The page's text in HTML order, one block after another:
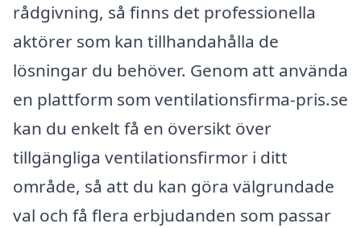
rådgivning, så finns det professionella
aktörer som kan tillhandahålla de
lösningar du behöver. Genom att använda
en plattform som ventilationsfirma-pris.se
kan du enkelt få en översikt över
tillgängliga ventilationsfirmor i ditt
område, så att du kan göra välgrundade
val och få flera erbjudanden som passar